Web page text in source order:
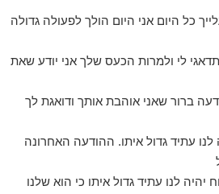
כל היום אני היום הולך לפעולה גדולה
לי ולמרות הכעס שלך אני יודע שאת
ברור שאני אוהבת אותך ודואגת לך
עתיד גדול איתו. ההודעה האחרונה
לנו עתיד גדול איתו כי הוא שלנו